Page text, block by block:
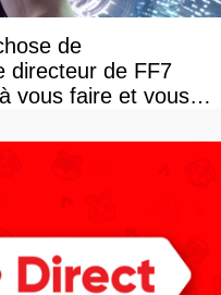
de
directeur de FF7
vous faire et vous